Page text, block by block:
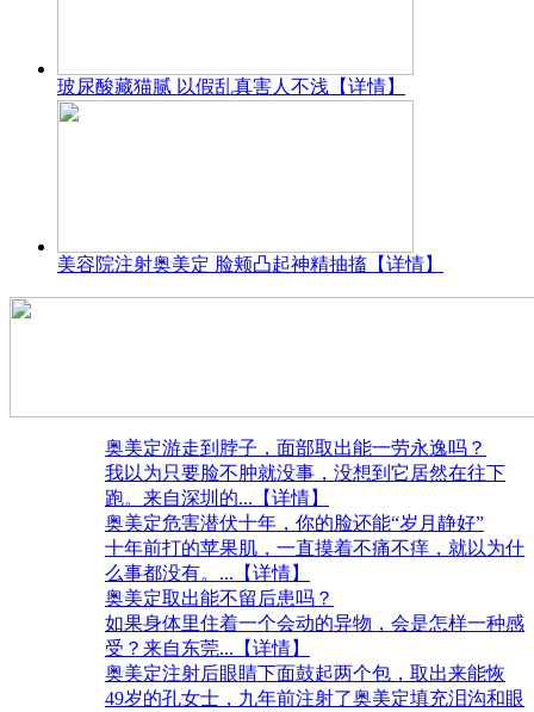
玻尿酸藏猫腻 以假乱真害人不浅 【详情】
美容院注射奥美定 脸颊凸起神精抽搐 【详情】
奥美定游走到脖子，面部取出能一劳永逸吗？
我以为只要脸不肿就没事，没想到它居然在往下
跑。来自深圳的...【详情】
奥美定危害潜伏十年，你的脸还能“岁月静好”
十年前打的苹果肌，一直摸着不痛不痒，就以为什
么事都没有。 ...【详情】
奥美定取出能不留后患吗？
如果身体里住着一个会动的异物，会是怎样一种感
受？来自东莞...【详情】
奥美定注射后眼睛下面鼓起两个包，取出来能恢
49岁的孔女士，九年前注射了奥美定填充泪沟和眼